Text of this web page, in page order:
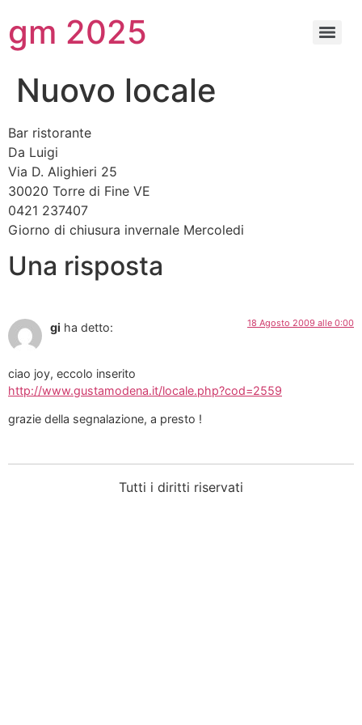
gm 2025
Nuovo locale
Bar ristorante
Da Luigi
Via D. Alighieri 25
30020 Torre di Fine VE
0421 237407
Giorno di chiusura invernale Mercoledi
Una risposta
gi ha detto: 18 Agosto 2009 alle 0:00
ciao joy, eccolo inserito
http://www.gustamodena.it/locale.php?cod=2559
grazie della segnalazione, a presto !
Tutti i diritti riservati